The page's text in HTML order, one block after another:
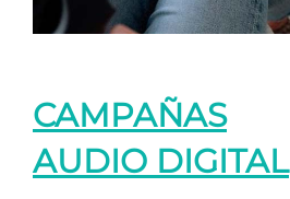
CAMPAÑAS
AUDIO DIGITAL